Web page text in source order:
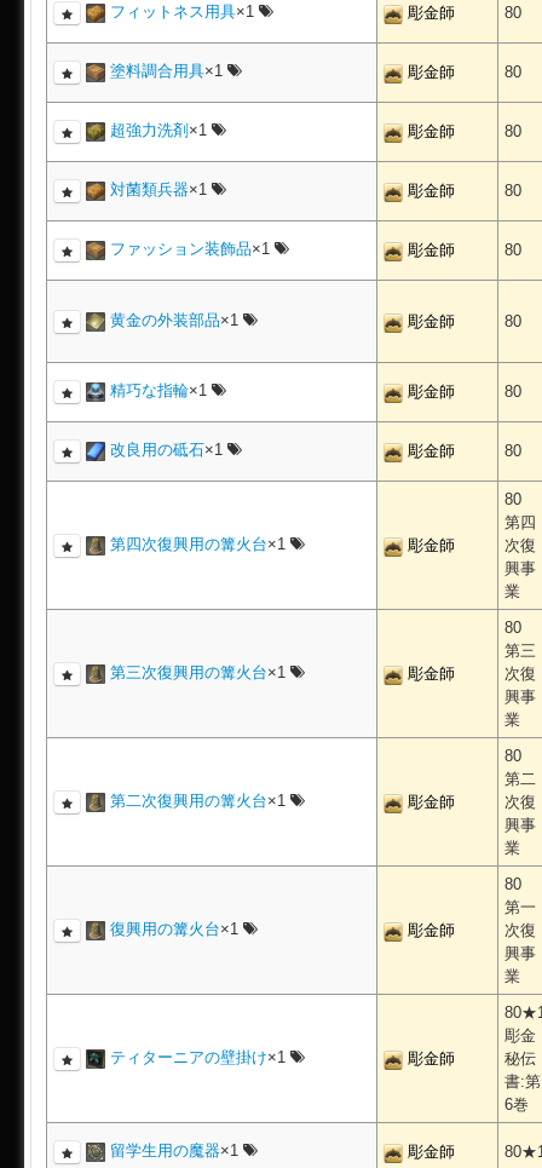
フィットネス用具×1 彫金師 80
塗料調合用具×1 彫金師 80
超強力洗剤 ×1 彫金師 80
対菌類兵器×1 彫金師 80
ファッション装飾品×1 彫金師 80
黄金の外装部品×1 彫金師 80
精巧な指輪×1 彫金師 80
改良用の砥石×1 彫金師 80
第四次復興用の篝火台×1 彫金師
80
第四
次復
興事
業
第三次復興用の篝火台×1 彫金師
80
第三
次復
興事
業
第二次復興用の篝火台×1 彫金師
80
第二
次復
興事
業
復興用の篝火台×1 彫金師
80
第一
次復
興事
業
ティターニアの壁掛け×1 彫金師
彫金
秘伝
書:第
6巻
留学生用の魔器×1 彫金師